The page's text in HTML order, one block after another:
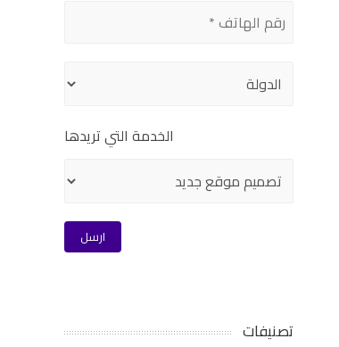
الخدمة التي تريدها
تصنيفات